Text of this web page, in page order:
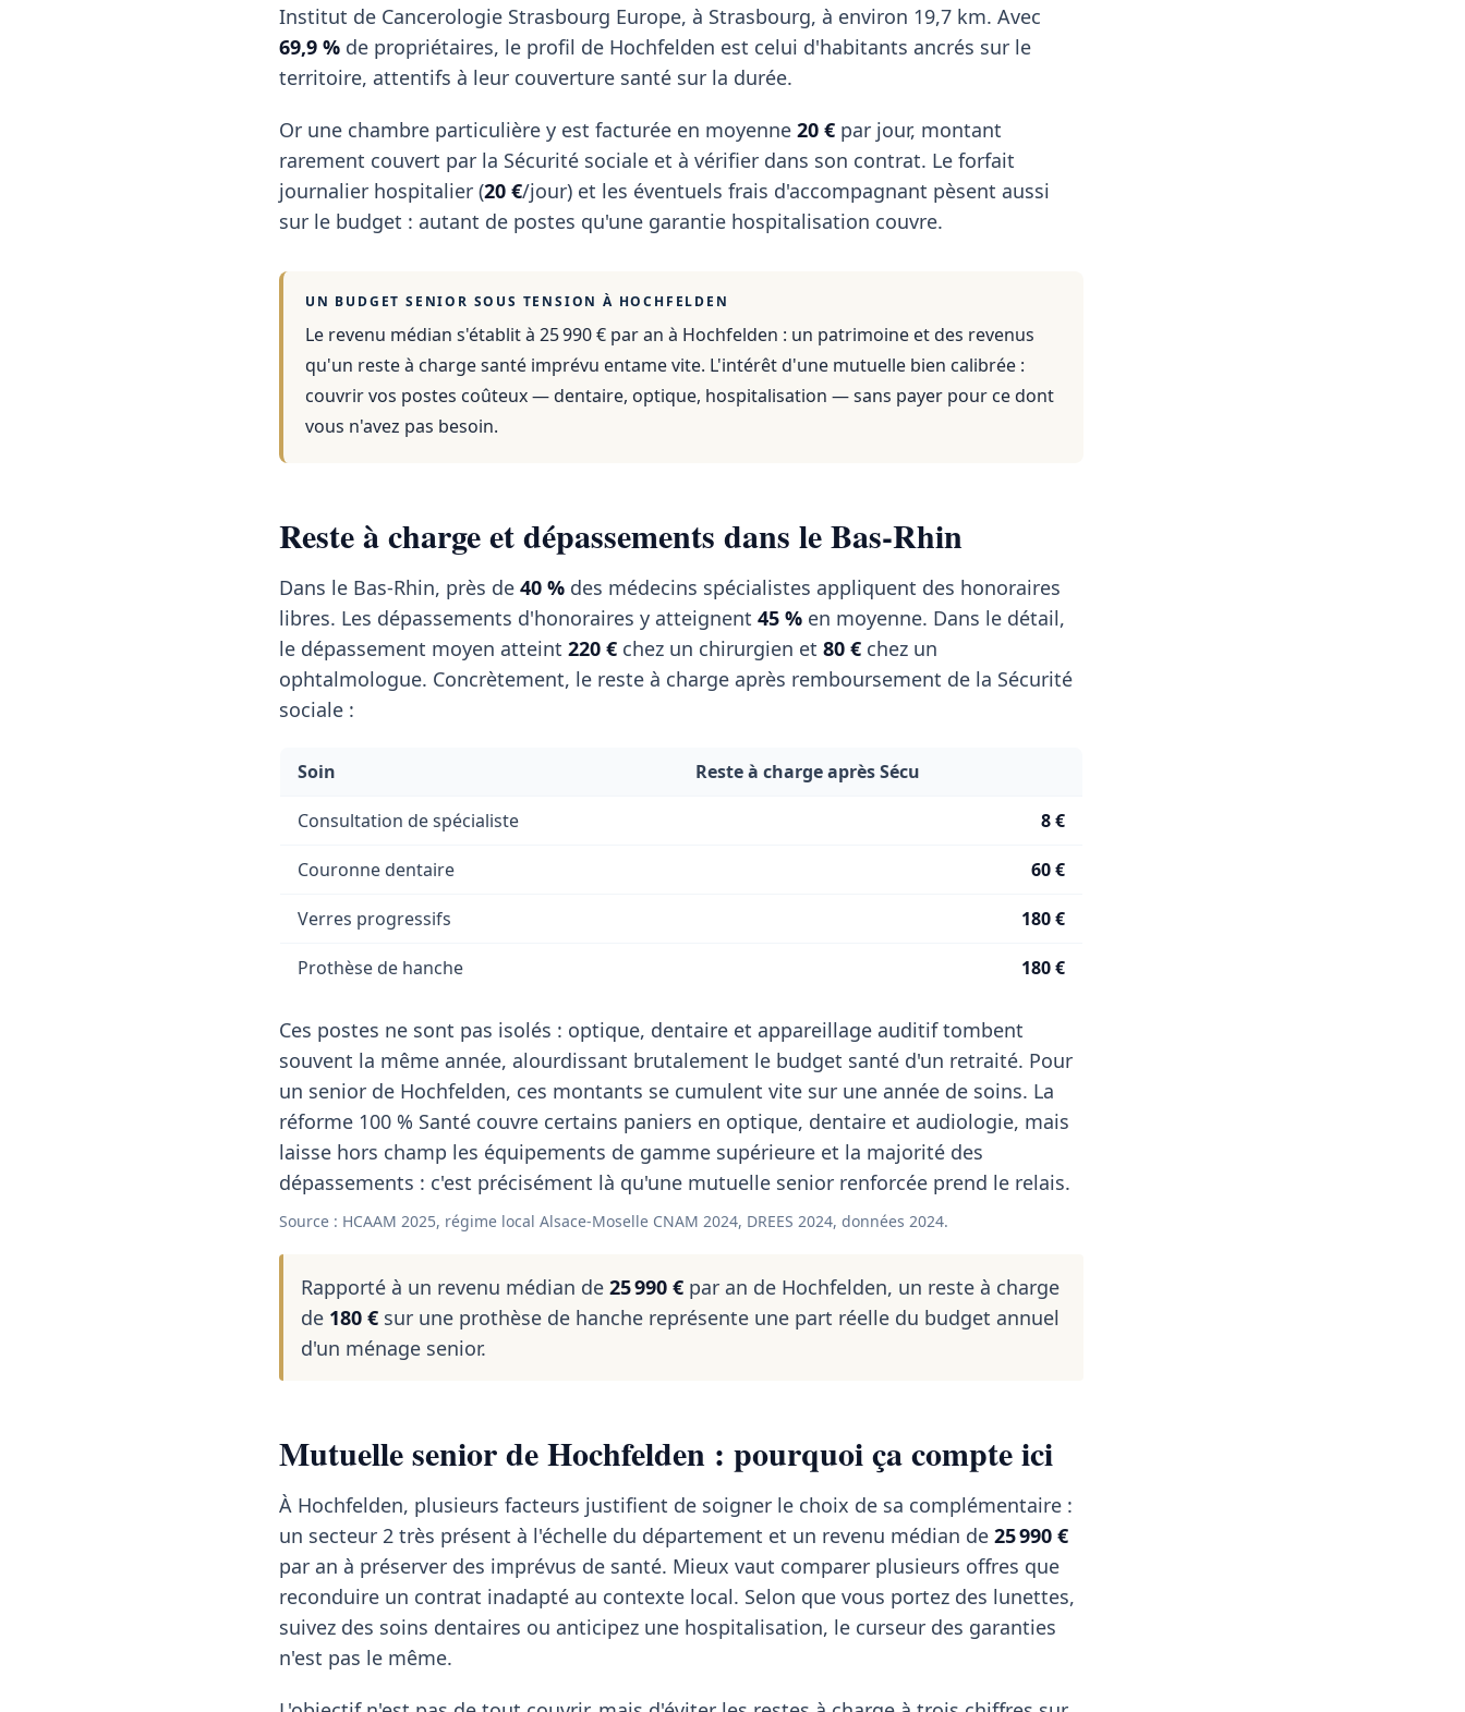
Institut de Cancerologie Strasbourg Europe, à Strasbourg, à environ 19,7 km. Avec
69,9 % de propriétaires, le profil de Hochfelden est celui d'habitants ancrés sur le
territoire, attentifs à leur couverture santé sur la durée.
Or une chambre particulière y est facturée en moyenne 20 € par jour, montant
rarement couvert par la Sécurité sociale et à vérifier dans son contrat. Le forfait
journalier hospitalier (20 €/jour) et les éventuels frais d'accompagnant pèsent aussi
sur le budget : autant de postes qu'une garantie hospitalisation couvre.
UN BUDGET SENIOR SOUS TENSION À HOCHFELDEN
Le revenu médian s'établit à 25 990 € par an à Hochfelden : un patrimoine et des revenus
qu'un reste à charge santé imprévu entame vite. L'intérêt d'une mutuelle bien calibrée :
couvrir vos postes coûteux — dentaire, optique, hospitalisation — sans payer pour ce dont
vous n'avez pas besoin.
Reste à charge et dépassements dans le Bas-Rhin
Dans le Bas-Rhin, près de 40 % des médecins spécialistes appliquent des honoraires
libres. Les dépassements d'honoraires y atteignent 45 % en moyenne. Dans le détail,
le dépassement moyen atteint 220 € chez un chirurgien et 80 € chez un
ophtalmologue. Concrètement, le reste à charge après remboursement de la Sécurité
sociale :
Soin Reste à charge après Sécu
Consultation de spécialiste 8 €
Couronne dentaire 60 €
Verres progressifs 180 €
Prothèse de hanche 180 €
Ces postes ne sont pas isolés : optique, dentaire et appareillage auditif tombent
souvent la même année, alourdissant brutalement le budget santé d'un retraité. Pour
un senior de Hochfelden, ces montants se cumulent vite sur une année de soins. La
réforme 100 % Santé couvre certains paniers en optique, dentaire et audiologie, mais
laisse hors champ les équipements de gamme supérieure et la majorité des
dépassements : c'est précisément là qu'une mutuelle senior renforcée prend le relais.
Source : HCAAM 2025, régime local Alsace-Moselle CNAM 2024, DREES 2024, données 2024.
Rapporté à un revenu médian de 25 990 € par an de Hochfelden, un reste à charge
de 180 € sur une prothèse de hanche représente une part réelle du budget annuel
d'un ménage senior.
Mutuelle senior de Hochfelden : pourquoi ça compte ici
À Hochfelden, plusieurs facteurs justifient de soigner le choix de sa complémentaire :
un secteur 2 très présent à l'échelle du département et un revenu médian de 25 990 €
par an à préserver des imprévus de santé. Mieux vaut comparer plusieurs offres que
reconduire un contrat inadapté au contexte local. Selon que vous portez des lunettes,
suivez des soins dentaires ou anticipez une hospitalisation, le curseur des garanties
n'est pas le même.